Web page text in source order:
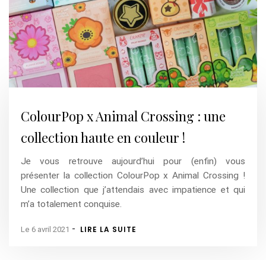
ColourPop x Animal Crossing : une
collection haute en couleur !
Je vous retrouve aujourd’hui pour (enfin) vous
présenter la collection ColourPop x Animal Crossing !
Une collection que j’attendais avec impatience et qui
m’a totalement conquise.
Le 6 avril 2021 - LIRE LA SUITE